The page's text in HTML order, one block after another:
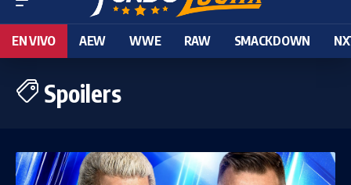
EN VIVO AEW WWE RAW SMACKDOWN
Spoilers